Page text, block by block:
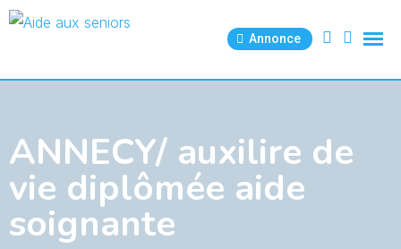
Skip
Annonce
ANNECY/ auxilire de
vie diplômée aide
soignante